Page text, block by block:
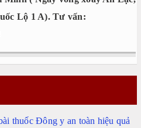
Lộ 1 A). Tư vấn: